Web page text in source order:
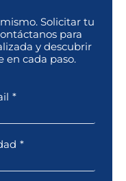
Solicitar tu
para
y descubrir
en cada paso.
*
*